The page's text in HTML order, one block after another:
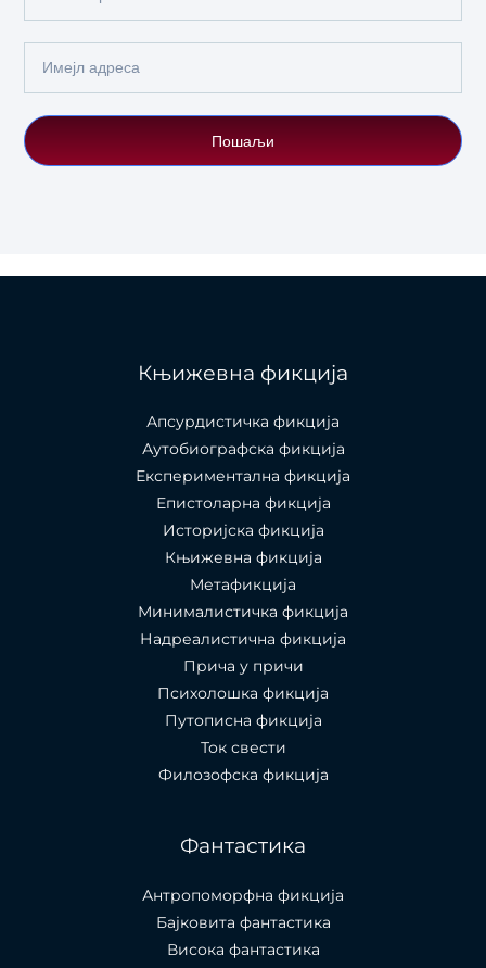
Пошаљи
Књижевна фикција
Апсурдистичка фикција
Аутобиографска фикција
Експериментална фикција
Епистоларна фикција
Историјска фикција
Књижевна фикција
Метафикција
Минималистичка фикција
Надреалистична фикција
Прича у причи
Психолошкa фикција
Путописна фикција
Ток свести
Филозофска фикција
Фантастика
Антропоморфна фикција
Бајковита фантастика
Висока фантастика